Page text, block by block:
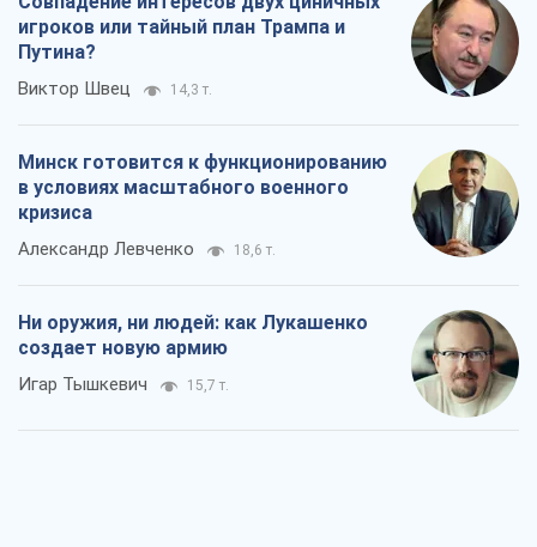
игроков или тайный план Трампа и
Путина?
Виктор Швец 14,3 т.
Минск готовится к функционированию
в условиях масштабного военного
кризиса
Александр Левченко 18,6 т.
Ни оружия, ни людей: как Лукашенко
создает новую армию
Игар Тышкевич 15,7 т.